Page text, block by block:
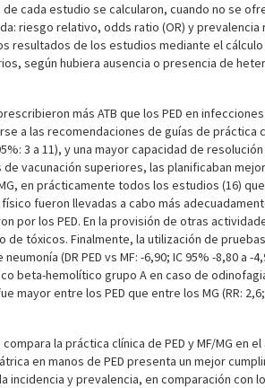
cada estudio se calcularon, cuando no se
riesgo relativo, odds ratio (OR) y
resultados de los estudios mediante el
según hubiera ausencia o presencia de
más ATB que los PED en
a las recomendaciones de guías de práctica
3 a 11), y una mayor capacidad de
vacunación superiores, las planificaban
en prácticamente todos los estudios (16)
fueron llevadas a cabo más
por los PED. En la provisión de otras
de tóxicos. Finalmente, la utilización de
(DR PED vs MF: -6,90; IC 95% -8,80 a
beta-hemolítico grupo A en caso de odinofagia
mayor entre los PED que entre los MG (RR: 2,6;
compara la práctica clínica de PED y MF/MG
en manos de PED presenta un mejor
incidencia y prevalencia, en comparación con